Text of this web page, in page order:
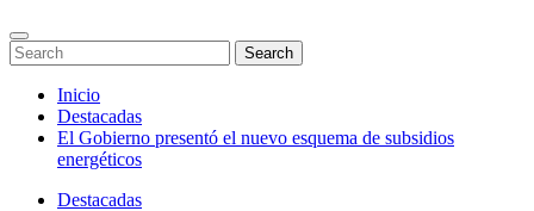
Enter
Keyword
Search
for:
Search
Search
Saltar
contenido
Inicio
Destacadas
El Gobierno presentó el nuevo esquema de subsidios
energéticos
Destacadas